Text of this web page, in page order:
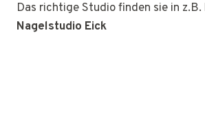
Das richtige Studio finden sie in
Nagelstudio Eick